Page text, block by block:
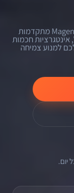
אנחנו מתכננים, מעצבים ומפתחים חנויות Magento מתקדמות
אינטגרציות חכמות
למנוע צמיחה
יום.